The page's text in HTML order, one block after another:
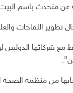
باسم البيت
اللقاحات
مع شركائها
من منظمة